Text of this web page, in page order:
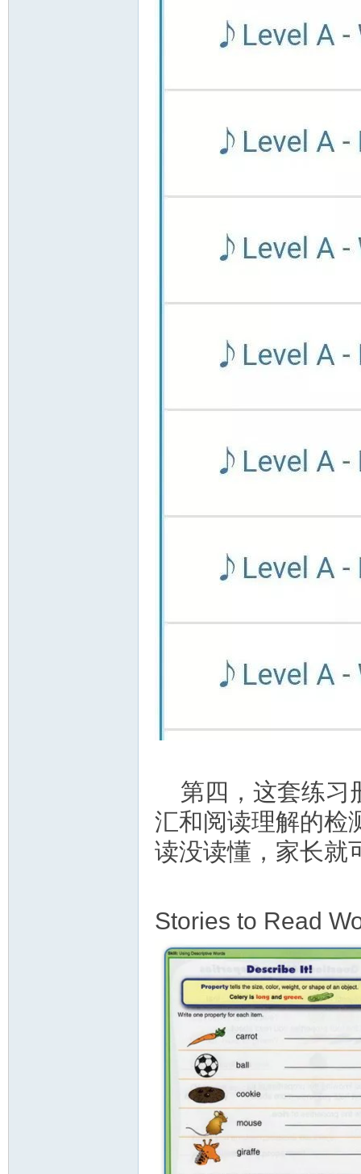
第四，这套练习
汇和阅读理解的检
读没读懂，家长就
Stories to Read